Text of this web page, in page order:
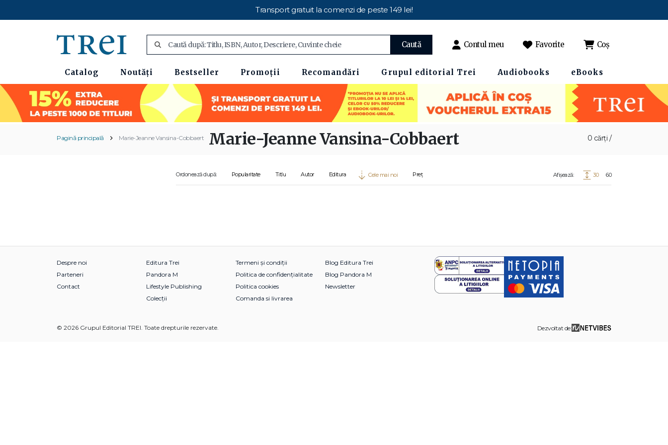
Transport gratuit la comenzi de peste 149 lei!
Caută Contul meu Favorite Coș
Catalog Noutăți Bestseller Promoții Recomandări Grupul editorial Trei Audiobooks eBooks
Pagină principală Marie-Jeanne Vansina-Cobbaert 0 cărți /
Marie-Jeanne Vansina-Cobbaert
Ordonează după: Popularitate Titlu Autor Editura Cele mai noi Preț Afișează: 30 60
Despre noi
Parteneri
Contact
Editura Trei
Pandora M
Lifestyle Publishing
Colecții
Termeni și condiții
Politica de confidențialitate
Politica cookies
Comanda si livrarea
Blog Editura Trei
Blog Pandora M
Newsletter
© 2026 Grupul Editorial TREI. Toate drepturile rezervate. Dezvoltat de: